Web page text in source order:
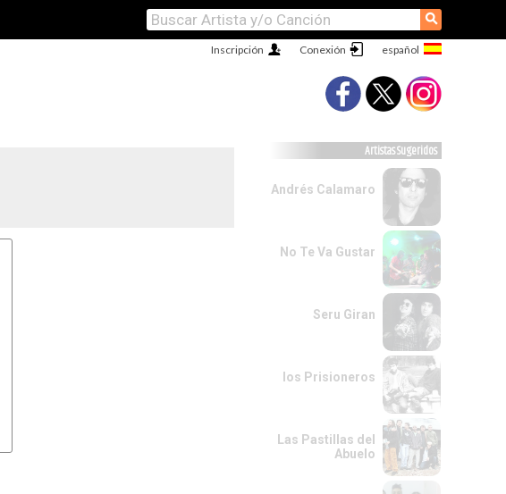
⚲
Conexión
Inscripción
Artistas Sugeridos
Andrés Calamaro
No Te Va Gustar
Seru Giran
los Prisioneros
Las Pastillas del
Abuelo